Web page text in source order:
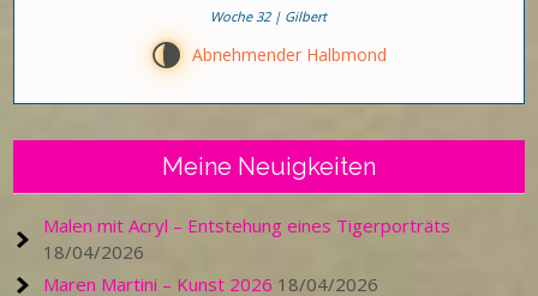
Woche 32 | Gilbert
U Abnehmender Halbmond
Meine Neuigkeiten
Malen mit Acryl – Entstehung eines Tigerporträts
18/04/2026
Maren Martini – Kunst 2026 18/04/2026